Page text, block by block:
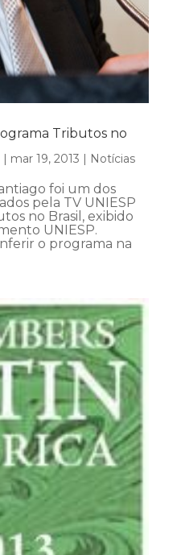
Tributos no
mar 19, 2013 Notícias
foi um dos
pela TV UNIESP
no Brasil, exibido
UNIESP.
o programa na